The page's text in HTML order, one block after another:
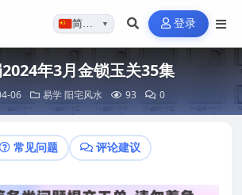
简体…▼ 登录
年3月金锁玉关35集
06 易学 阳宅风水 93 0
常见问题 评论建议